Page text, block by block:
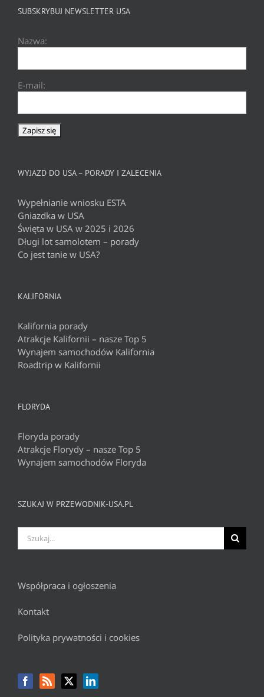
SUBSKRYBUJ NEWSLETTER USA
Nazwa:
E-mail:
WYJAZD DO USA – PORADY I ZALECENIA
Wypełnianie wniosku ESTA
Gniazdka w USA
Święta w USA w 2025 i 2026
Długi lot samolotem – porady
Co jest tanie w USA?
KALIFORNIA
Kalifornia porady
Atrakcje Kalifornii – nasze Top 5
Wynajem samochodów Kalifornia
Roadtrip w Kalifornii
FLORYDA
Floryda porady
Atrakcje Florydy – nasze Top 5
Wynajem samochodów Floryda
SZUKAJ W PRZEWODNIK-USA.PL
Szukaj
Współpraca i ogłoszenia
Kontakt
Polityka prywatności i cookies